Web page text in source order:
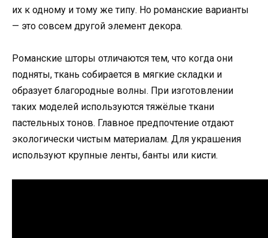
их к одному и тому же типу. Но романские варианты
— это совсем другой элемент декора.
Романские шторы отличаются тем, что когда они
подняты, ткань собирается в мягкие складки и
образует благородные волны. При изготовлении
таких моделей используются тяжёлые ткани
пастельных тонов. Главное предпочтение отдают
экологически чистым материалам. Для украшения
используют крупные ленты, банты или кисти.